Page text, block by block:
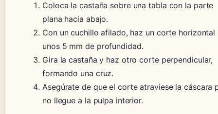
Coloca la castaña sobre una tabla con la parte
plana hacia abajo.
Con un cuchillo afilado, haz un corte horizontal
unos 5 mm de profundidad.
Gira la castaña y haz otro corte perpendicular,
formando una cruz.
Asegúrate de que el corte atraviese la cáscara
no llegue a la pulpa interior.